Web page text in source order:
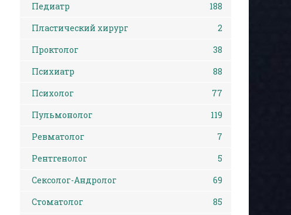
Педиатр
188
Пластический хирург
2
Проктолог
38
Психиатр
88
Психолог
77
Пульмонолог
119
Ревматолог
7
Рентгенолог
5
Сексолог-Андролог
69
Стоматолог
85